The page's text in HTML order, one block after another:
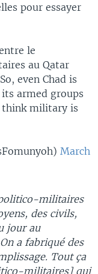
pour essayer
le
au Qatar
So, even Chad is
armed groups
military is
March
militaires
des civils,
jour au
a fabriqué des
Tout ça
militaires] qui